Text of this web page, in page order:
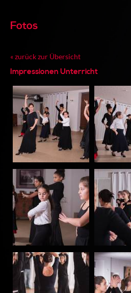
Fotos
« zurück zur Übersicht
Impressionen Unterricht